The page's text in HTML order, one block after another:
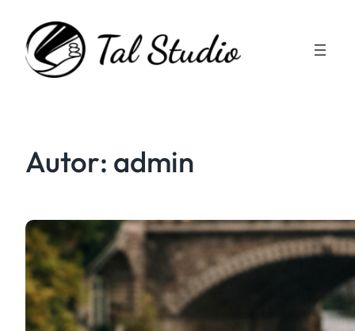
Inhalt
springen
Autor: admin